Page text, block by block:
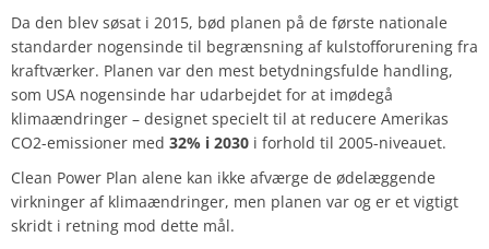
Da den blev søsat i 2015, bød planen på de første nationale
standarder nogensinde til begrænsning af kulstofforurening fra
kraftværker. Planen var den mest betydningsfulde handling,
som USA nogensinde har udarbejdet for at imødegå
klimaændringer – designet specielt til at reducere Amerikas
CO2-emissioner med 32% i 2030 i forhold til 2005-niveauet.
Clean Power Plan alene kan ikke afværge de ødelæggende
virkninger af klimaændringer, men planen var og er et vigtigt
skridt i retning mod dette mål.